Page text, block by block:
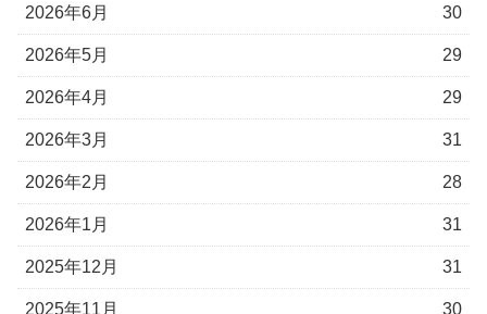
2026年6月 30
2026年5月 29
2026年4月 29
2026年3月 31
2026年2月 28
2026年1月 31
2025年12月 31
2025年11月 30